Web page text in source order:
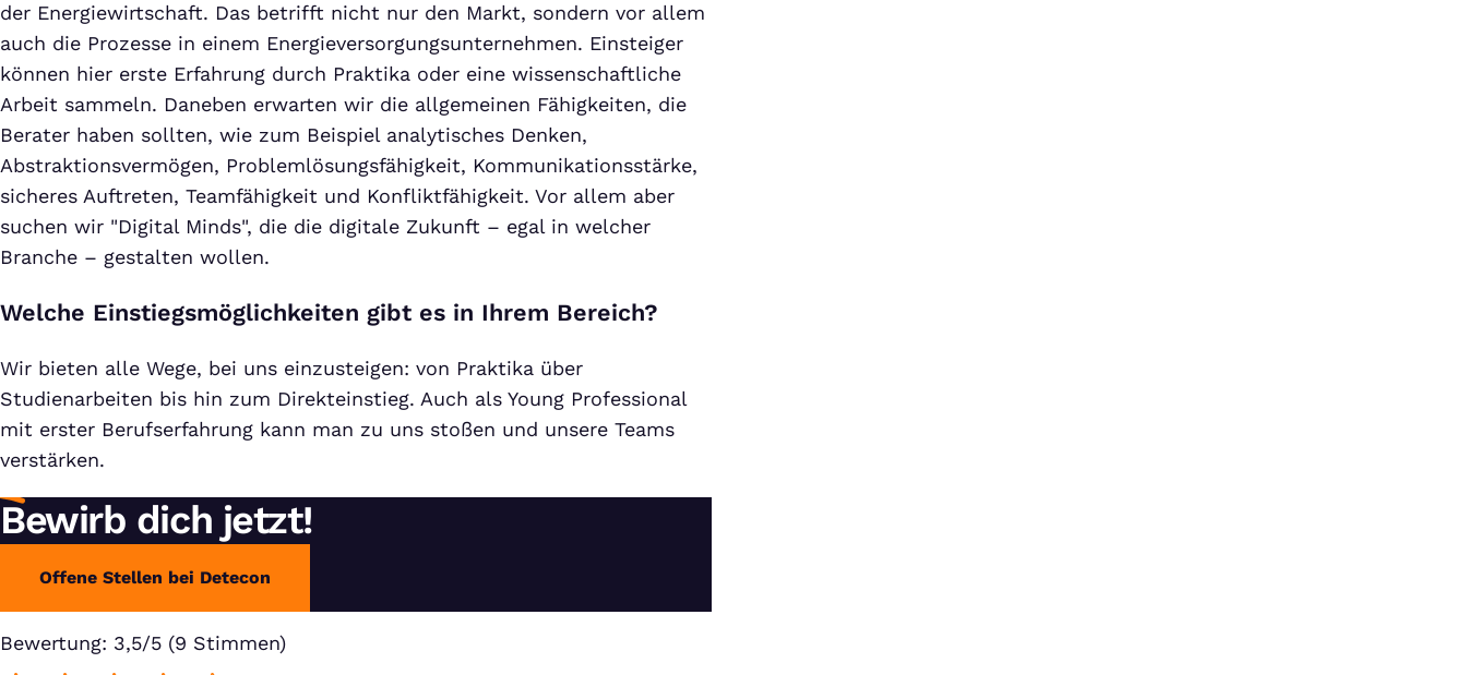
der Energiewirtschaft. Das betrifft nicht nur den Markt, sondern vor allem
auch die Prozesse in einem Energieversorgungsunternehmen. Einsteiger
können hier erste Erfahrung durch Praktika oder eine wissenschaftliche
Arbeit sammeln. Daneben erwarten wir die allgemeinen Fähigkeiten, die
Berater haben sollten, wie zum Beispiel analytisches Denken,
Abstraktionsvermögen, Problemlösungsfähigkeit, Kommunikationsstärke,
sicheres Auftreten, Teamfähigkeit und Konfliktfähigkeit. Vor allem aber
suchen wir "Digital Minds", die die digitale Zukunft – egal in welcher
Branche – gestalten wollen.
Welche Einstiegsmöglichkeiten gibt es in Ihrem Bereich?
Wir bieten alle Wege, bei uns einzusteigen: von Praktika über
Studienarbeiten bis hin zum Direkteinstieg. Auch als Young Professional
mit erster Berufserfahrung kann man zu uns stoßen und unsere Teams
verstärken.
Bewirb dich jetzt!
Offene Stellen bei Detecon
Bewertung: 3,5/5 (9 Stimmen)